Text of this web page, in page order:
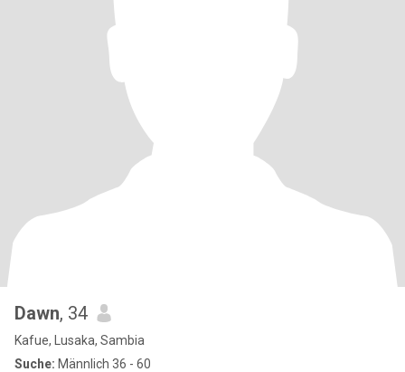
Dawn, 34
Kafue, Lusaka, Sambia
Suche: Männlich 36 - 60